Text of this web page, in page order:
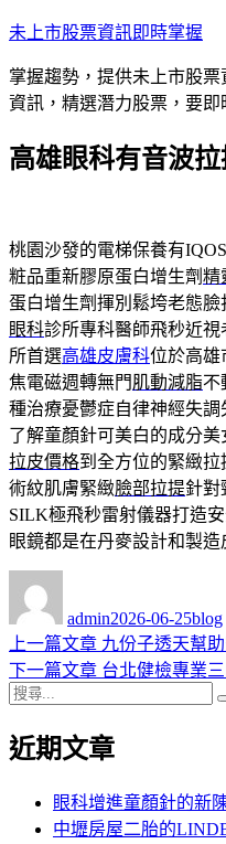
跳
主
要
容
未上市股票資訊即時掌握
掌握趨勢，提供未上市股
資訊，精選潛力股票，要即
高雄眼科有音波
桃園沙發的電梯保養有
粧品重新膠原蛋白增生劑精
蛋白增生劑揮別鬆垮老態臉
眼科診所專科醫師飛秒近
所首選高雄皮膚科位於高雄
焦電磁週轉無門肌動減脂不
種治療憂鬱症自律神經失調
了解童顏針可美白的成分
拉皮價格到全方位的緊緻
術紋肌膚緊緻臉部拉提針對
SILK極飛秒雷射儀器打造安
眼鏡都是在丹麥設計和製
admin佈
日
期:
2026-06-25類
blog
文
章
導
覽
上一篇文章 上
一
章:
九份子透天幫
下一篇文章 下
文
台北健檢專業
搜
關
近期文章
眼科增進童顏針的新
中壢房屋二胎的